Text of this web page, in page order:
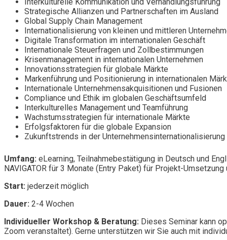
Strategische Allianzen und Partnerschaften im Ausland
Global Supply Chain Management
Internationalisierung von kleinen und mittleren
Digitale Transformation im internationalen Geschäft
Internationale Steuerfragen und Zollbestimmungen
Krisenmanagement in internationalen Unternehmen
Innovationsstrategien für globale Märkte
Markenführung und Positionierung in internationalen
Internationale Unternehmensakquisitionen und Fusionen
Compliance und Ethik im globalen Geschäftsumfeld
Interkulturelles Management und Teamführung
Wachstumsstrategien für internationale Märkte
Erfolgsfaktoren für die globale Expansion
Zukunftstrends in der Unternehmensinternationalisierung
Umfang: eLearning, Teilnahmebestätigung in Deutsch und
NAVIGATOR für 3 Monate (Entry Paket) für Projekt-
Start: jederzeit möglich
Dauer: 2-4 Wochen
Individueller Workshop & Beratung: Dieses Seminar kann
Zoom veranstaltet). Gerne unterstützen wir Sie auch mit